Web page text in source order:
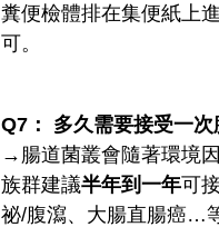
糞便檢體排在集便紙上
可。
Q7： 多久需要接受一
→腸道菌叢會隨著環境
族群建議半年到一年可
祕/腹瀉、大腸直腸癌…